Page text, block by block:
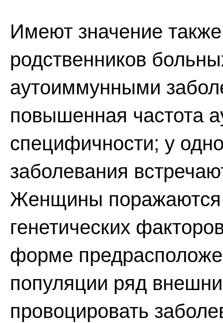
Имеют значение
родственников
аутоиммунными
повышенная частота
специфичности; у
заболевания
Женщины
генетических
форме
популяции ряд
провоцировать